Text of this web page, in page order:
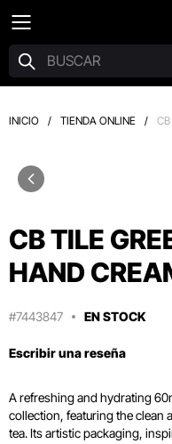
INICIO / TIENDA ONLINE /
CB TILE
HAND
#7443847 EN STOCK
Escribir una reseña
A refreshing and hydrating
collection, featuring the clean
tea.Its artistic packaging,